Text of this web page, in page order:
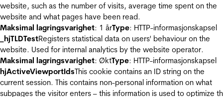
website, such as the number of visits, average time spent on the
website and what pages have been read.
Maksimal lagringsvarighet: 1 årType: HTTP-informasjonskapsel
_hjTLDTestRegisters statistical data on users' behaviour on the
website. Used for internal analytics by the website operator.
Maksimal lagringsvarighet: ØktType: HTTP-informasjonskapsel
hjActiveViewportIdsThis cookie contains an ID string on the
current session. This contains non-personal information on what
subpages the visitor enters – this information is used to optimize